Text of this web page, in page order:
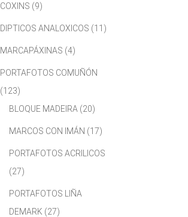
COXINS (9)
DIPTICOS ANALOXICOS (11)
MARCAPÁXINAS (4)
PORTAFOTOS COMUÑÓN
(123)
BLOQUE MADEIRA (20)
MARCOS CON IMÁN (17)
PORTAFOTOS ACRILICOS
(27)
PORTAFOTOS LIÑA
DEMARK (27)